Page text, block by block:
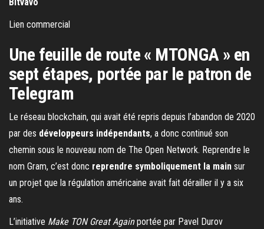
Lien commercial
Une feuille de route « MTONGA » en
sept étapes, portée par le patron de
Telegram
Le réseau blockchain, qui avait été repris depuis l’abandon de 2020
par des développeurs indépendants, a donc continué son
chemin sous le nouveau nom de The Open Network. Reprendre le
nom Gram, c’est donc reprendre symboliquement la main sur
un projet que la régulation américaine avait fait dérailler il y a six
ans.
L’initiative Make TON Great Againportée par Pavel Durov